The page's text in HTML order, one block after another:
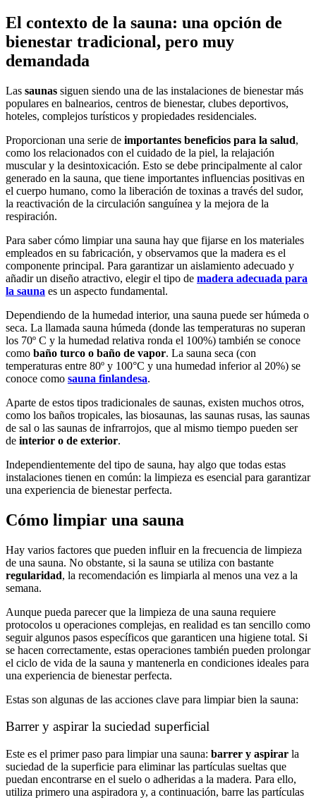
El contexto de la sauna: una opción de
bienestar tradicional, pero muy
demandada
Las saunas siguen siendo una de las instalaciones de bienestar más
populares en balnearios, centros de bienestar, clubes deportivos,
hoteles, complejos turísticos y propiedades residenciales.
Proporcionan una serie de importantes beneficios para la salud,
como los relacionados con el cuidado de la piel, la relajación
muscular y la desintoxicación. Esto se debe principalmente al calor
generado en la sauna, que tiene importantes influencias positivas en
el cuerpo humano, como la liberación de toxinas a través del sudor,
la reactivación de la circulación sanguínea y la mejora de la
respiración.
Para saber cómo limpiar una sauna hay que fijarse en los materiales
empleados en su fabricación, y observamos que la madera es el
componente principal. Para garantizar un aislamiento adecuado y
añadir un diseño atractivo, elegir el tipo de madera adecuada para
la sauna es un aspecto fundamental.
Dependiendo de la humedad interior, una sauna puede ser húmeda o
seca. La llamada sauna húmeda (donde las temperaturas no superan
los 70º C y la humedad relativa ronda el 100%) también se conoce
como baño turco o baño de vapor. La sauna seca (con
temperaturas entre 80º y 100°C y una humedad inferior al 20%) se
conoce como sauna finlandesa.
Aparte de estos tipos tradicionales de saunas, existen muchos otros,
como los baños tropicales, las biosaunas, las saunas rusas, las saunas
de sal o las saunas de infrarrojos, que al mismo tiempo pueden ser
de interior o de exterior.
Independientemente del tipo de sauna, hay algo que todas estas
instalaciones tienen en común: la limpieza es esencial para garantizar
una experiencia de bienestar perfecta.
Cómo limpiar una sauna
Hay varios factores que pueden influir en la frecuencia de limpieza
de una sauna. No obstante, si la sauna se utiliza con bastante
regularidad, la recomendación es limpiarla al menos una vez a la
semana.
Aunque pueda parecer que la limpieza de una sauna requiere
protocolos u operaciones complejas, en realidad es tan sencillo como
seguir algunos pasos específicos que garanticen una higiene total. Si
se hacen correctamente, estas operaciones también pueden prolongar
el ciclo de vida de la sauna y mantenerla en condiciones ideales para
una experiencia de bienestar perfecta.
Estas son algunas de las acciones clave para limpiar bien la sauna:
Barrer y aspirar la suciedad superficial
Este es el primer paso para limpiar una sauna: barrer y aspirar la
suciedad de la superficie para eliminar las partículas sueltas que
puedan encontrarse en el suelo o adheridas a la madera. Para ello,
utiliza primero una aspiradora y, a continuación, barre las partículas